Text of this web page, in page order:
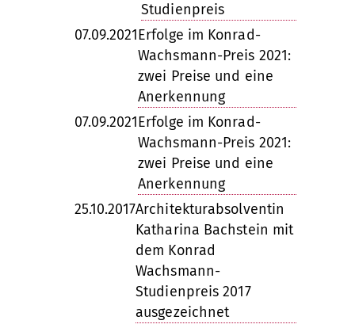
Studienpreis
07.09.2021Erfolge im Konrad-
Wachsmann-Preis 2021:
zwei Preise und eine
Anerkennung
07.09.2021Erfolge im Konrad-
Wachsmann-Preis 2021:
zwei Preise und eine
Anerkennung
25.10.2017Architekturabsolventin
Katharina Bachstein mit
dem Konrad
Wachsmann-
Studienpreis 2017
ausgezeichnet